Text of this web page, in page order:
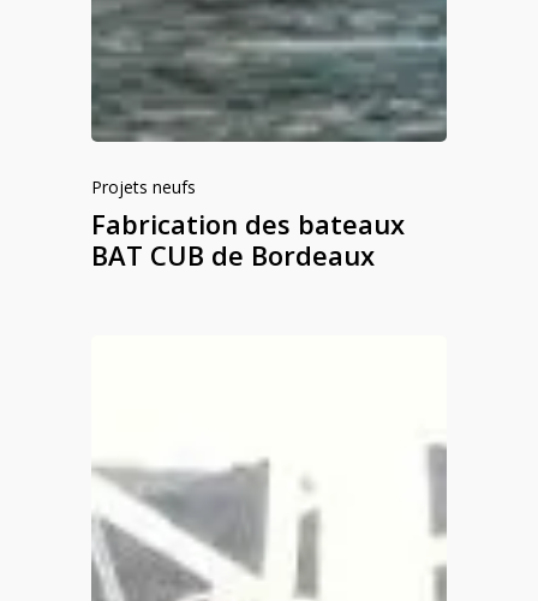
Projets neufs
Fabrication des bateaux
BAT CUB de Bordeaux